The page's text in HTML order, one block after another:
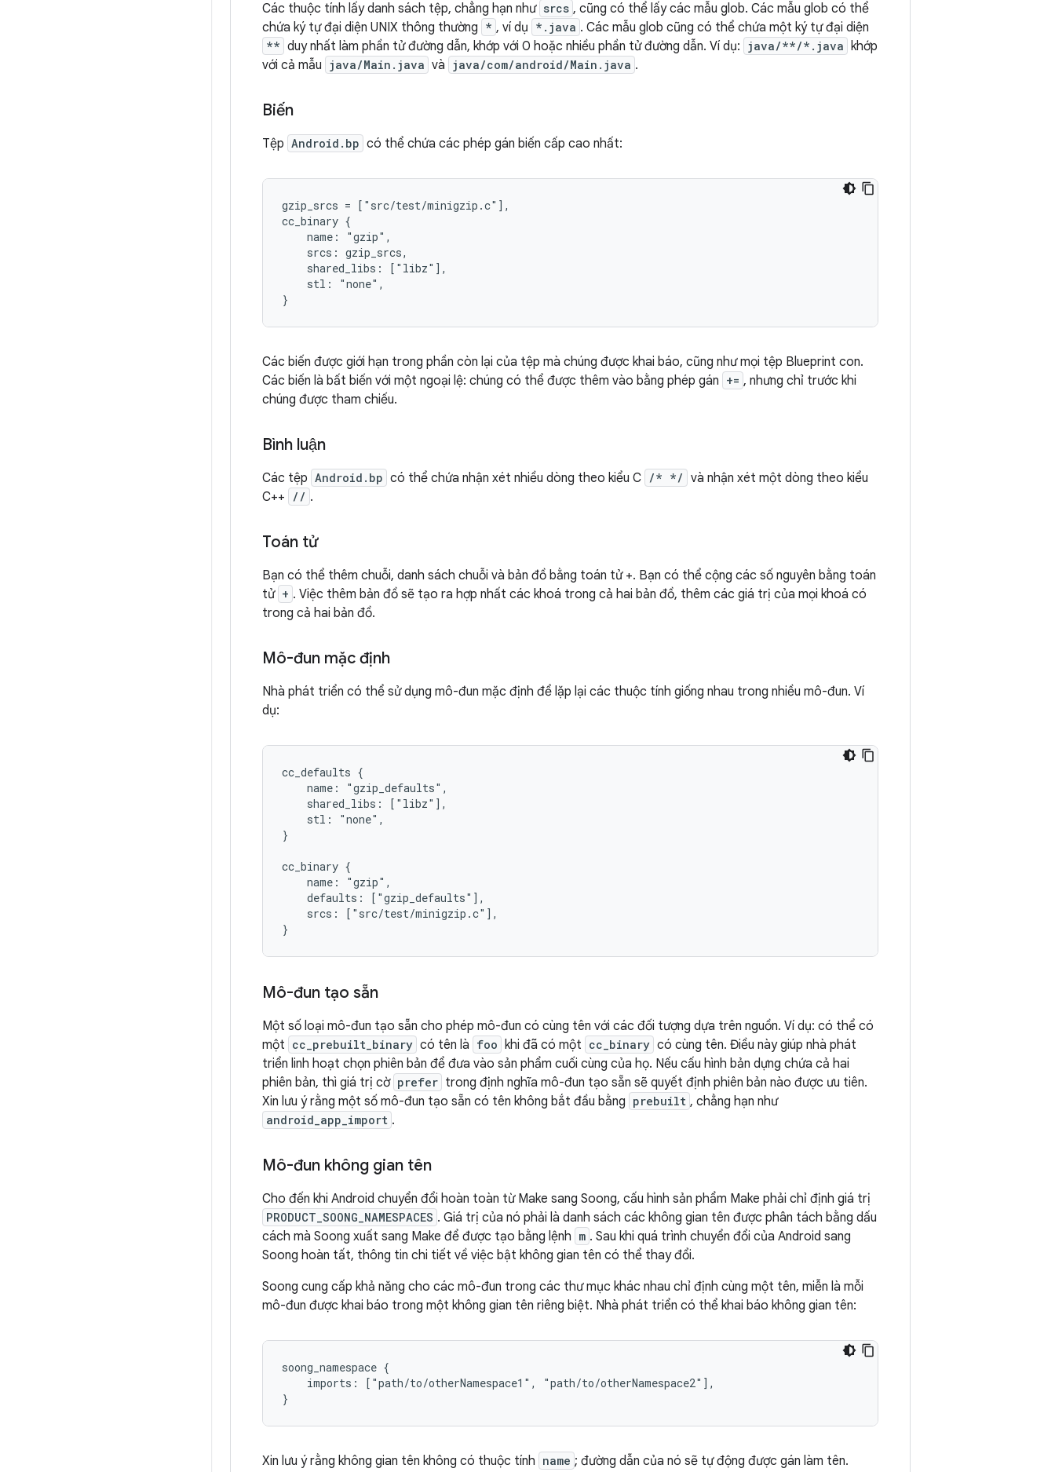
Các thuộc tính lấy danh sách tệp, chẳng hạn như srcs , cũng có thể lấy các mẫu glob. Các mẫu glob có thể
chứa ký tự đại diện UNIX thông thường * , ví dụ *.java . Các mẫu glob cũng có thể chứa một ký tự đại diện
** duy nhất làm phần tử đường dẫn, khớp với 0 hoặc nhiều phần tử đường dẫn. Ví dụ: java/**/*.java khớp
với cả mẫu java/Main.java và java/com/android/Main.java .
Biến
Tệp Android.bp có thể chứa các phép gán biến cấp cao nhất:
gzip_srcs = ["src/test/minigzip.c"],
cc_binary {
    name: "gzip",
    srcs: gzip_srcs,
    shared_libs: ["libz"],
    stl: "none",
Các biến được giới hạn trong phần còn lại của tệp mà chúng được khai báo, cũng như mọi tệp Blueprint con.
Các biến là bất biến với một ngoại lệ: chúng có thể được thêm vào bằng phép gán += , nhưng chỉ trước khi
chúng được tham chiếu.
Bình luận
Các tệp Android.bp có thể chứa nhận xét nhiều dòng theo kiểu C /* */ và nhận xét một dòng theo kiểu
C++
// .
Toán tử
Bạn có thể thêm chuỗi, danh sách chuỗi và bản đồ bằng toán tử +. Bạn có thể cộng các số nguyên bằng toán
tử + . Việc thêm bản đồ sẽ tạo ra hợp nhất các khoá trong cả hai bản đồ, thêm các giá trị của mọi khoá có
trong cả hai bản đồ.
Mô-đun mặc định
Nhà phát triển có thể sử dụng mô-đun mặc định để lặp lại các thuộc tính giống nhau trong nhiều mô-đun. Ví
dụ:
cc_defaults {
    name: "gzip_defaults",
    shared_libs: ["libz"],
    stl: "none",
}
cc_binary {
    name: "gzip",
    defaults: ["gzip_defaults"],
    srcs: ["src/test/minigzip.c"],
Mô-đun tạo sẵn
Một số loại mô-đun tạo sẵn cho phép mô-đun có cùng tên với các đối tượng dựa trên nguồn. Ví dụ: có thể có
một cc_prebuilt_binary có tên là foo khi đã có một cc_binary có cùng tên. Điều này giúp nhà phát
triển linh hoạt chọn phiên bản để đưa vào sản phẩm cuối cùng của họ. Nếu cấu hình bản dựng chứa cả hai
phiên bản, thì giá trị cờ prefer trong định nghĩa mô-đun tạo sẵn sẽ quyết định phiên bản nào được ưu tiên.
Xin lưu ý rằng một số mô-đun tạo sẵn có tên không bắt đầu bằng prebuilt , chẳng hạn như
android_app_import .
Mô-đun không gian tên
Cho đến khi Android chuyển đổi hoàn toàn từ Make sang Soong, cấu hình sản phẩm Make phải chỉ định giá trị
PRODUCT_SOONG_NAMESPACES . Giá trị của nó phải là danh sách các không gian tên được phân tách bằng dấu
cách mà Soong xuất sang Make để được tạo bằng lệnh m . Sau khi quá trình chuyển đổi của Android sang
Soong hoàn tất, thông tin chi tiết về việc bật không gian tên có thể thay đổi.
Soong cung cấp khả năng cho các mô-đun trong các thư mục khác nhau chỉ định cùng một tên, miễn là mỗi
mô-đun được khai báo trong một không gian tên riêng biệt. Nhà phát triển có thể khai báo không gian tên:
soong_namespace {
    imports: ["path/to/otherNamespace1", "path/to/otherNamespace2"],
Xin lưu ý rằng không gian tên không có thuộc tính name ; đường dẫn của nó sẽ tự động được gán làm tên.